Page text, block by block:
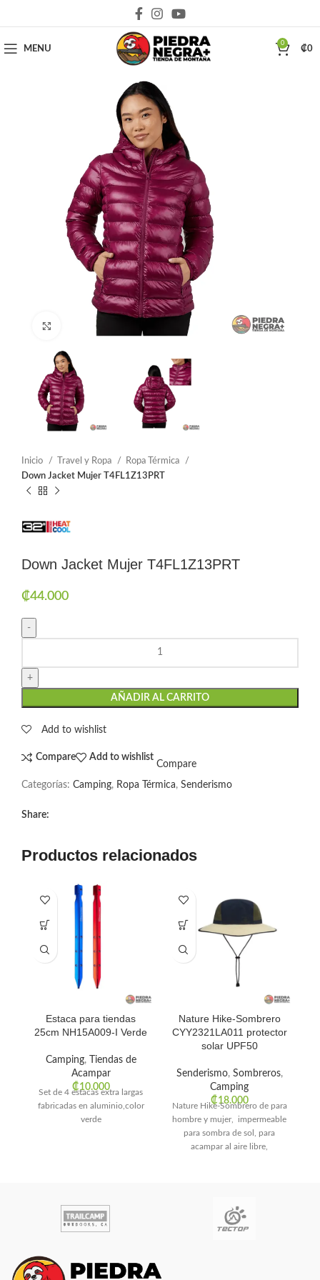
MENU
0
₡0
Click to enlarge
Inicio Travel y Ropa
Ropa Térmica
Down Jacket Mujer T4FL1Z13PRT
Down Jacket Mujer T4FL1Z13PRT
₡44.000
AÑADIR AL CARRITO
Add to wishlist
Compare Add to wishlist
Compare
Categorías: Camping, Ropa Térmica, Senderismo
Share:
Productos relacionados
Estaca para tiendas
25cm NH15A009-I Verde
Camping,
Tiendas de
Acampar
₡10.000
Set de 4 estacas extra largas
fabricadas en aluminio,color
verde
Nature Hike-Sombrero
CYY2321LA011 protector
solar UPF50
Senderismo, Sombreros,
Camping
₡18.000
Nature Hike-Sombrero de para
hombre y mujer, impermeable
para sombra de sol, para
acampar al aire libre,
Deja que la montaña sea parte de tu vida